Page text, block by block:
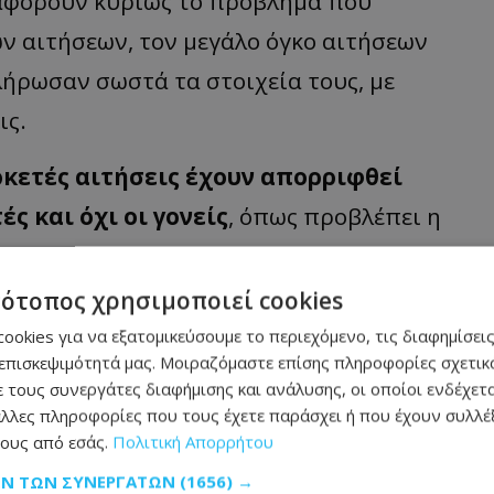
τον μεγάλο όγκο αιτήσεων
σωστά τα στοιχεία τους, με
αιτήσεις έχουν απορριφθεί
και όχι οι γονείς, όπως προβλέπει η
είναι γύρω στις 400.
ξανά νέα αίτηση στηνπλατφόρμα,
τις 24 Οκτωβρίου.
τα κριτήρια για την
χρησιμοποιεί cookies
για να εξατομικεύσουμε το περιεχόμενο, τις
μας. Μοιραζόμαστε επίσης πληροφορίες
συνεργάτες διαφήμισης και ανάλυσης, οι οποίοι
πληροφορίες που τους έχετε παράσχει ή που έχουν
από εσάς. Πολιτική Απορρήτου
ΤΩΝ ΣΥΝΕΡΓΑΤΏΝ (1656) →